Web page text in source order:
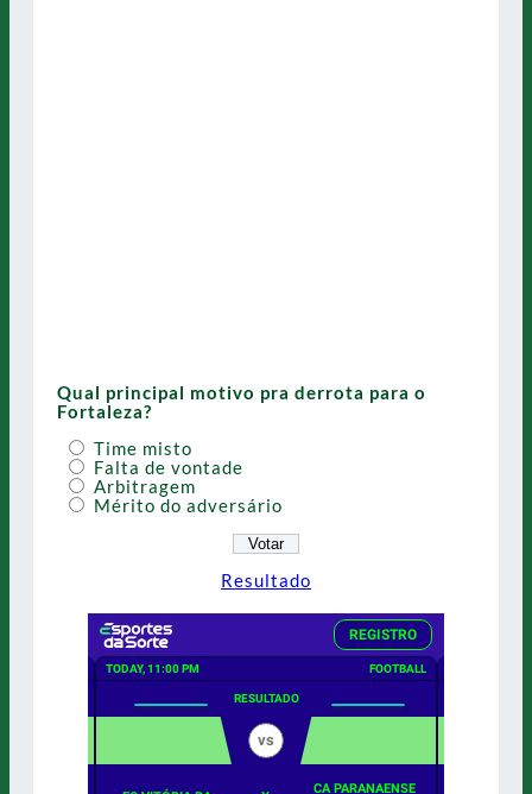
Qual principal motivo pra derrota para o
Fortaleza?
Time misto
Falta de vontade
Arbitragem
Mérito do adversário
Resultado